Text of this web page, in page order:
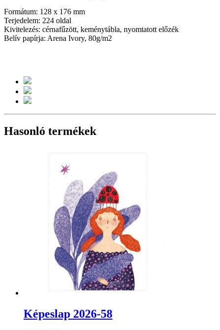
Formátum: 128 x 176 mm
Terjedelem: 224 oldal
Kivitelezés: cérnafűzött, keménytábla, nyomtatott előzék
Belív papírja: Arena Ivory, 80g/m2
Hasonló termékek
Képeslap 2026-58